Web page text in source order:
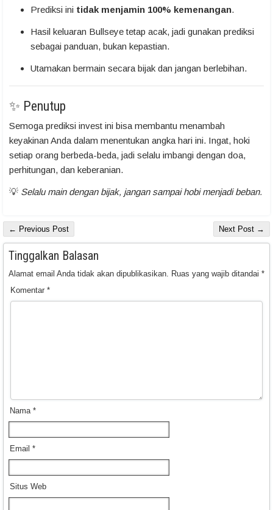
Prediksi ini tidak menjamin 100% kemenangan.
Hasil keluaran Bullseye tetap acak, jadi gunakan prediksi
sebagai panduan, bukan kepastian.
Utamakan bermain secara bijak dan jangan berlebihan.
✨ Penutup
Semoga prediksi invest ini bisa membantu menambah
keyakinan Anda dalam menentukan angka hari ini. Ingat, hoki
setiap orang berbeda-beda, jadi selalu imbangi dengan doa,
perhitungan, dan keberanian.
💡 Selalu main dengan bijak, jangan sampai hobi menjadi beban.
← Previous Post Next Post →
Tinggalkan Balasan
Alamat email Anda tidak akan dipublikasikan. Ruas yang wajib ditandai *
Komentar *
Nama *
Email *
Situs Web